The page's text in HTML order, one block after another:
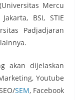
Mercu
BSI, STIE
Padjadjaran
akan dijelaskan
Youtube
SEM, Facebook